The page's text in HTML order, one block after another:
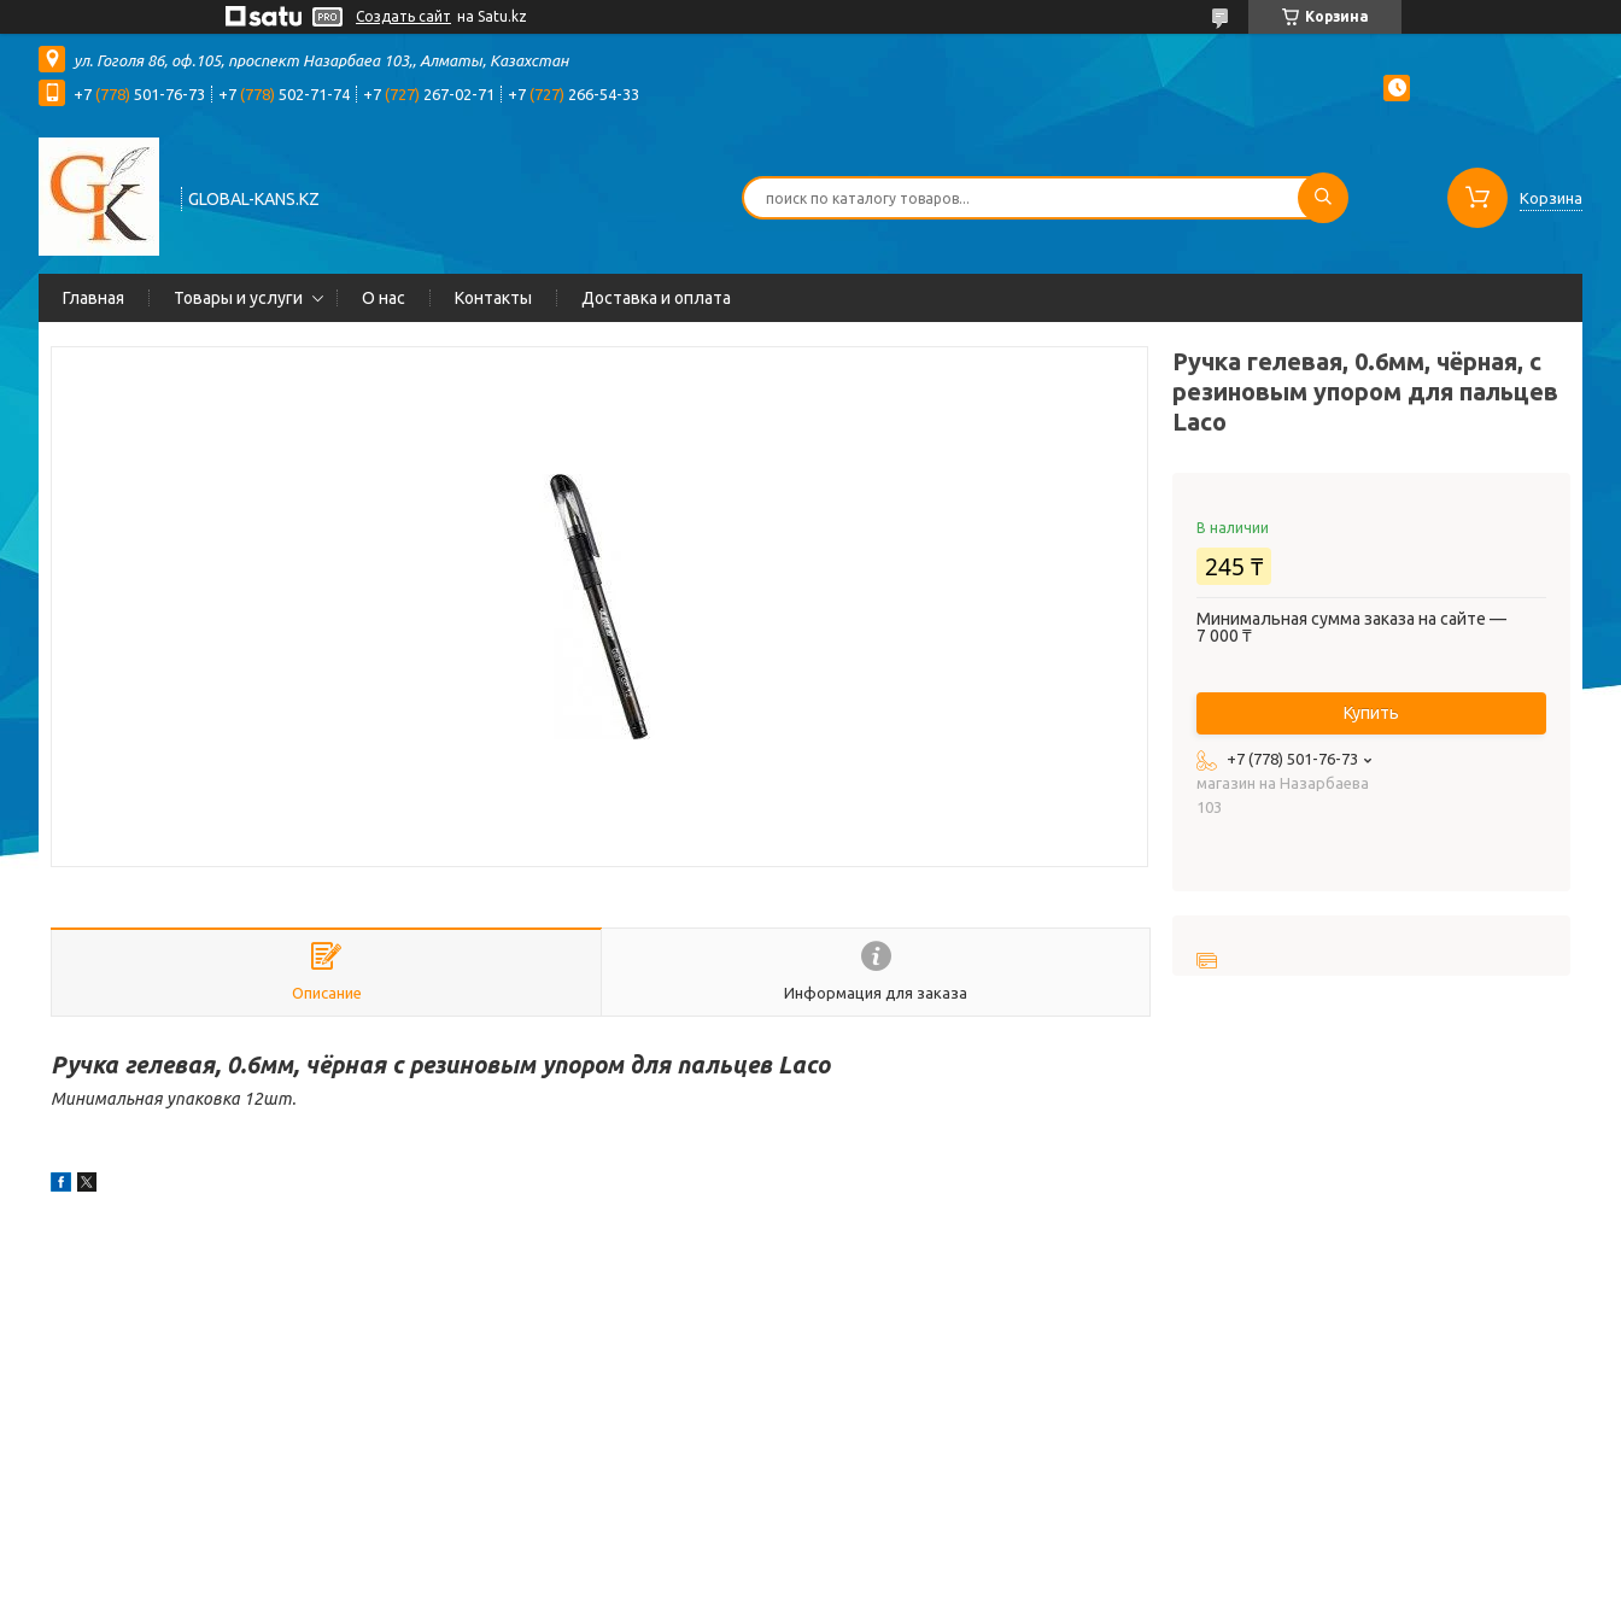
Создать сайт на Satu.kz Корзина
ул. Гоголя 86, оф.105, проспект Назарбаеа 103,, Алматы, Казахстан
+7 (778) 501-76-73 +7 (778) 502-71-74 +7 (727) 267-02-71 +7 (727) 266-54-33
GLOBAL-KANS.KZ Корзина
Главная Товары и услуги О нас Контакты Доставка и оплата
Описание Информация для заказа
Ручка гелевая, 0.6мм, чёрная с резиновым упором для пальцев Laco
Минимальная упаковка 12шт.
Ручка гелевая, 0.6мм, чёрная, с
резиновым упором для пальцев
Laco
В наличии
245 ₸
Минимальная сумма заказа на сайте —
7 000 ₸
Купить
+7 (778) 501-76-73
магазин на Назарбаева
103